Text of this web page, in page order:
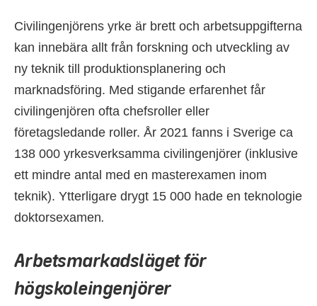
Civilingenjörens yrke är brett och arbetsuppgifterna
kan innebära allt från forskning och utveckling av
ny teknik till produktionsplanering och
marknadsföring. Med stigande erfarenhet får
civilingenjören ofta chefsroller eller
företagsledande roller. År 2021 fanns i Sverige ca
138 000 yrkesverksamma civilingenjörer (inklusive
ett mindre antal med en masterexamen inom
teknik). Ytterligare drygt 15 000 hade en teknologie
doktorsexamen.
Arbetsmarkadsläget för
högskoleingenjörer